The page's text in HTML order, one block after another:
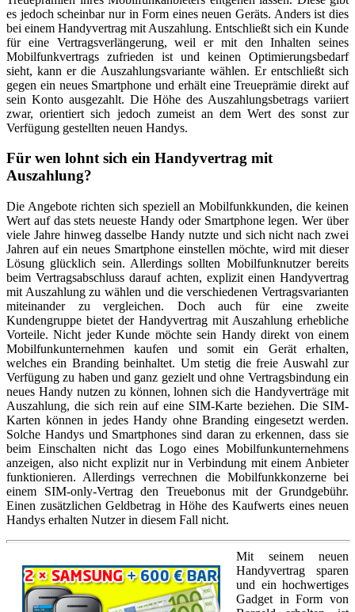
es jedoch scheinbar nur in Form eines neuen Geräts. Anders ist dies
bei einem Handyvertrag mit Auszahlung. Entschließt sich ein Kunde
für eine Vertragsverlängerung, weil er mit den Inhalten seines
Mobilfunkvertrags zufrieden ist und keinen Optimierungsbedarf
sieht, kann er die Auszahlungsvariante wählen. Er entschließt sich
gegen ein neues Smartphone und erhält eine Treueprämie direkt auf
sein Konto ausgezahlt. Die Höhe des Auszahlungsbetrags variiert
zwar, orientiert sich jedoch zumeist an dem Wert des sonst zur
Verfügung gestellten neuen Handys.
Für wen lohnt sich ein Handyvertrag mit
Auszahlung?
Die Angebote richten sich speziell an Mobilfunkkunden, die keinen
Wert auf das stets neueste Handy oder Smartphone legen. Wer über
viele Jahre hinweg dasselbe Handy nutzte und sich nicht nach zwei
Jahren auf ein neues Smartphone einstellen möchte, wird mit dieser
Lösung glücklich sein. Allerdings sollten Mobilfunknutzer bereits
beim Vertragsabschluss darauf achten, explizit einen Handyvertrag
mit Auszahlung zu wählen und die verschiedenen Vertragsvarianten
miteinander zu vergleichen. Doch auch für eine zweite
Kundengruppe bietet der Handyvertrag mit Auszahlung erhebliche
Vorteile. Nicht jeder Kunde möchte sein Handy direkt von einem
Mobilfunkunternehmen kaufen und somit ein Gerät erhalten,
welches ein Branding beinhaltet. Um stetig die freie Auswahl zur
Verfügung zu haben und ganz gezielt und ohne Vertragsbindung ein
neues Handy nutzen zu können, lohnen sich die Handyverträge mit
Auszahlung, die sich rein auf eine SIM-Karte beziehen. Die SIM-
Karten können in jedes Handy ohne Branding eingesetzt werden.
Solche Handys und Smartphones sind daran zu erkennen, dass sie
beim Einschalten nicht das Logo eines Mobilfunkunternehmens
anzeigen, also nicht explizit nur in Verbindung mit einem Anbieter
funktionieren. Allerdings verrechnen die Mobilfunkkonzerne bei
einem SIM-only-Vertrag den Treuebonus mit der Grundgebühr.
Einen zusätzlichen Geldbetrag in Höhe des Kaufwerts eines neuen
Handys erhalten Nutzer in diesem Fall nicht.
Mit seinem neuen
Handyvertrag sparen
und ein hochwertiges
Gadget in Form von